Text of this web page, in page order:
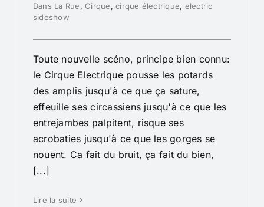
Dans La Rue, Cirque,cirque électrique, electric
sideshow
Toute nouvelle scéno, principe bien connu:
le Cirque Electrique pousse les potards
des amplis jusqu'à ce que ça sature,
effeuille ses circassiens jusqu'à ce que les
entrejambes palpitent, risque ses
acrobaties jusqu'à ce que les gorges se
nouent. Ca fait du bruit, ça fait du bien,
[...]
Lire la suite